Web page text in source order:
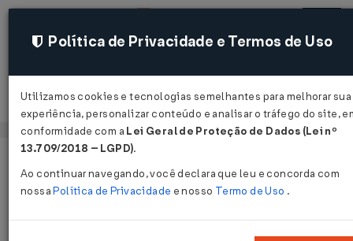
Acessar
Legislação Estadual - Rio Grande do Sul
Política de Privacidade e Termos de Uso
Utilizamos cookies e tecnologias semelhantes para melhorar sua
experiência, personalizar conteúdo e analisar o tráfego do site,
conformidade com a Lei Geral de Proteção de Dados (Lei nº
13.709/2018 – LGPD).
Ao continuar navegando, você declara que leu e concorda com
nossaPolítica de Privacidade e nosso Termo de Uso .